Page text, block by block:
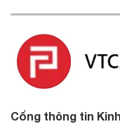
Cổng thông tin